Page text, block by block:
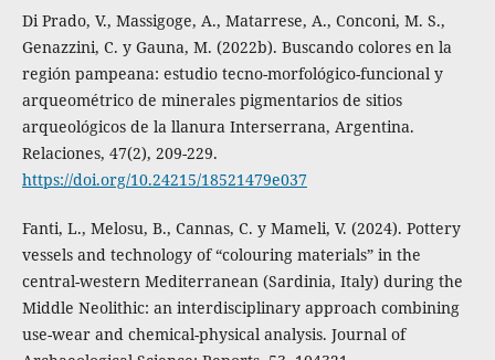
Di Prado, V., Massigoge, A., Matarrese, A., Conconi, M. S.,
Genazzini, C. y Gauna, M. (2022b). Buscando colores en la
región pampeana: estudio tecno-morfológico-funcional y
arqueométrico de minerales pigmentarios de sitios
arqueológicos de la llanura Interserrana, Argentina.
Relaciones, 47(2), 209-229.
https://doi.org/10.24215/18521479e037
Fanti, L., Melosu, B., Cannas, C. y Mameli, V. (2024). Pottery
vessels and technology of “colouring materials” in the
central-western Mediterranean (Sardinia, Italy) during the
Middle Neolithic: an interdisciplinary approach combining
use-wear and chemical-physical analysis. Journal of